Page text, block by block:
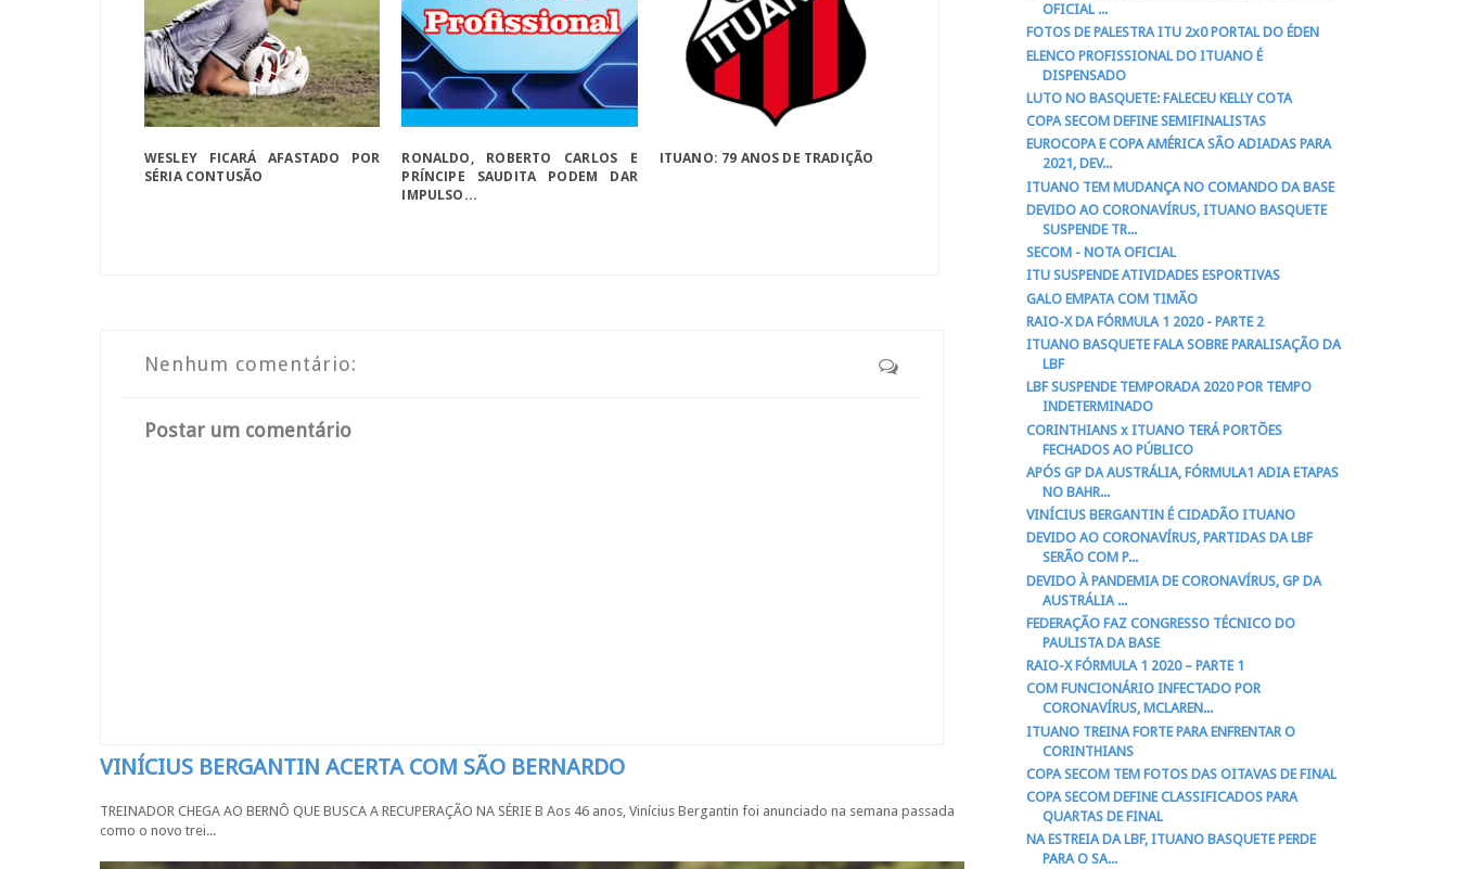
WESLEY FICARÁ AFASTADO POR
SÉRIA CONTUSÃO
RONALDO, ROBERTO CARLOS E
PRÍNCIPE SAUDITA PODEM DAR
IMPULSO...
ITUANO: 79 ANOS DE TRADIÇÃO
Nenhum comentário:
Postar um comentário
VINÍCIUS BERGANTIN ACERTA COM SÃO BERNARDO
TREINADOR CHEGA AO BERNÔ QUE BUSCA A RECUPERAÇÃO NA SÉRIE B Aos 46 anos, Vinícius Bergantin foi anunciado na semana passada
como o novo trei...
OFICIAL ...
FOTOS DE PALESTRA ITU 2x0 PORTAL DO ÉDEN
ELENCO PROFISSIONAL DO ITUANO É
DISPENSADO
LUTO NO BASQUETE: FALECEU KELLY COTA
COPA SECOM DEFINE SEMIFINALISTAS
EUROCOPA E COPA AMÉRICA SÃO ADIADAS PARA
2021, DEV...
ITUANO TEM MUDANÇA NO COMANDO DA BASE
DEVIDO AO CORONAVÍRUS, ITUANO BASQUETE
SUSPENDE TR...
SECOM - NOTA OFICIAL
ITU SUSPENDE ATIVIDADES ESPORTIVAS
GALO EMPATA COM TIMÃO
RAIO-X DA FÓRMULA 1 2020 - PARTE 2
ITUANO BASQUETE FALA SOBRE PARALISAÇÃO DA
LBF
LBF SUSPENDE TEMPORADA 2020 POR TEMPO
INDETERMINADO
CORINTHIANS x ITUANO TERÁ PORTÕES
FECHADOS AO PÚBLICO
APÓS GP DA AUSTRÁLIA, FÓRMULA1 ADIA ETAPAS
NO BAHR...
VINÍCIUS BERGANTIN É CIDADÃO ITUANO
DEVIDO AO CORONAVÍRUS, PARTIDAS DA LBF
SERÃO COM P...
DEVIDO À PANDEMIA DE CORONAVÍRUS, GP DA
AUSTRÁLIA ...
FEDERAÇÃO FAZ CONGRESSO TÉCNICO DO
PAULISTA DA BASE
RAIO-X FÓRMULA 1 2020 – PARTE 1
COM FUNCIONÁRIO INFECTADO POR
CORONAVÍRUS, MCLAREN...
ITUANO TREINA FORTE PARA ENFRENTAR O
CORINTHIANS
COPA SECOM TEM FOTOS DAS OITAVAS DE FINAL
COPA SECOM DEFINE CLASSIFICADOS PARA
QUARTAS DE FINAL
NA ESTREIA DA LBF, ITUANO BASQUETE PERDE
PARA O SA...